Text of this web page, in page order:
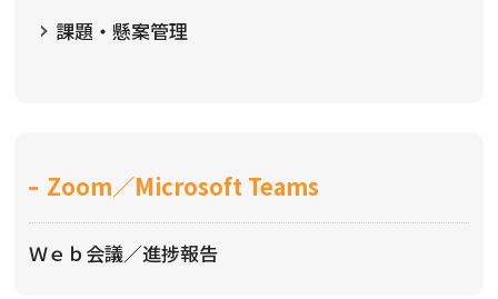
課題・懸案管理
Zoom／Microsoft Teams
Ｗｅｂ会議／進捗報告